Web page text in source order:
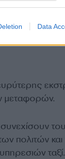
Data
μεταφορών.
πολιτών
ταξί.